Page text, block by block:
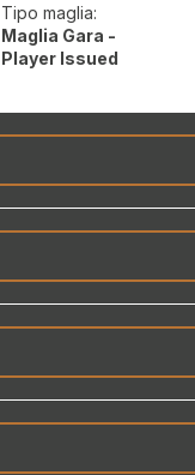
Tipo maglia:
Maglia Gara -
Player Issued